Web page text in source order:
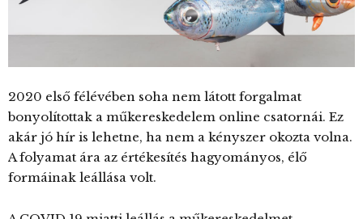
2020 első félévében soha nem látott forgalmat
bonyolítottak a műkereskedelem online csatornái. Ez
akár jó hír is lehetne, ha nem a kényszer okozta volna.
A folyamat ára az értékesítés hagyományos, élő
formáinak leállása volt.